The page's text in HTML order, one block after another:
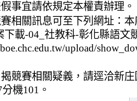
事宜請依規定本權責辦理。
相關訊息可至下列網址：
下載-04_社教科-彰化縣語文
upload/
競賽相關疑義，請逕洽新
機101。